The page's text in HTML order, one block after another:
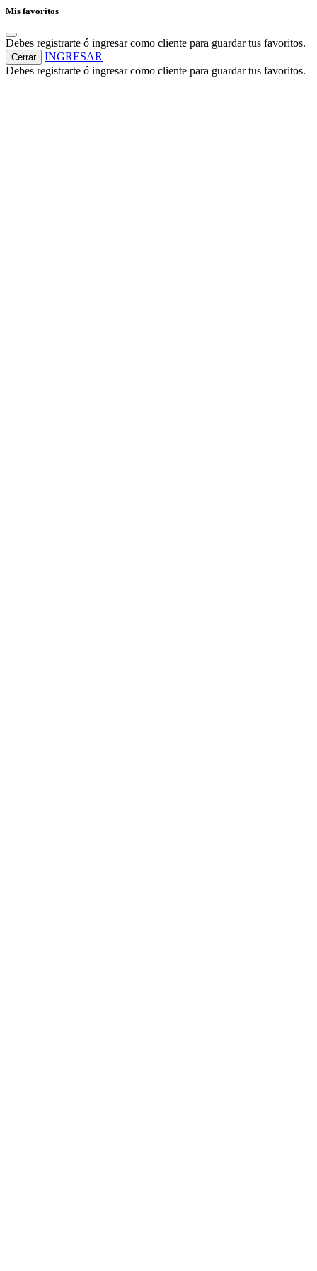
Mis favoritos
Debes registrarte ó ingresar como cliente para guardar tus favoritos.
Cerrar
INGRESAR
Debes registrarte ó ingresar como cliente para guardar tus favoritos.